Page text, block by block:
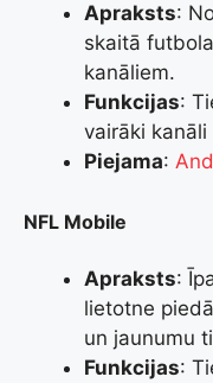
Apraksts:
skaitā
kanāliem.
Funkcijas:
vairāki
Piejama:
NFL Mobile
Apraksts:
lietotne
un jaunumu
Funkcijas: